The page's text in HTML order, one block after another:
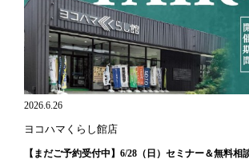
2026.6.26
ヨコハマくらし館店
【まだご予約受付中】6/28（日）セミナー＆無料相